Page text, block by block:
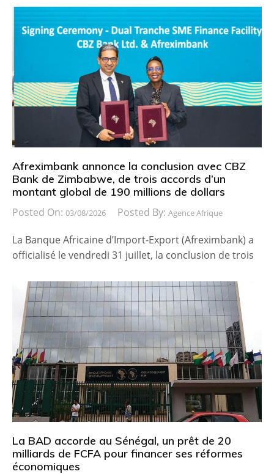
Afreximbank annonce la conclusion avec CBZ
Bank de Zimbabwe, de trois accords d’un
montant global de 190 millions de dollars
Posted On: 03/08/2026 Posted By: Agence Afrique
La Banque Africaine d’Import-Export (Afreximbank) a
officialisé le vendredi 31 juillet, la conclusion de trois
La BAD accorde au Sénégal, un prêt de 20
milliards de FCFA pour financer ses réformes
économiques